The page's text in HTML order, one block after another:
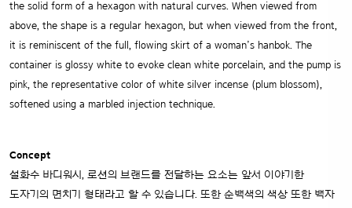
the solid form of a hexagon with natural curves. When viewed from
above, the shape is a regular hexagon, but when viewed from the front,
it is reminiscent of the full, flowing skirt of a woman’s hanbok. The
container is glossy white to evoke clean white porcelain, and the pump is
pink, the representative color of white silver incense (plum blossom),
softened using a marbled injection technique.
Concept
설화수 바디워시, 로션의 브랜드를 전달하는 요소는 앞서 이야기한
도자기의 면치기 형태라고 할 수 있습니다. 또한 순백색의 색상 또한 백자